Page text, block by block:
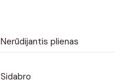
Nerūdijantis plienas
Sidabro